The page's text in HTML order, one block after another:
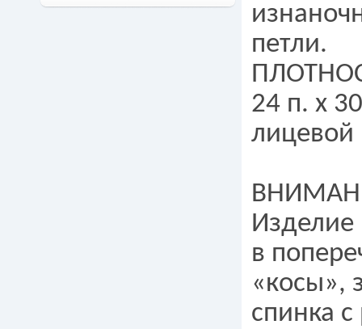
петли.
24 п. х
Изделие
в
«косы»,
спинка